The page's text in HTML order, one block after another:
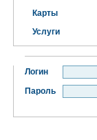
Карты
Услуги
Логин
Пароль